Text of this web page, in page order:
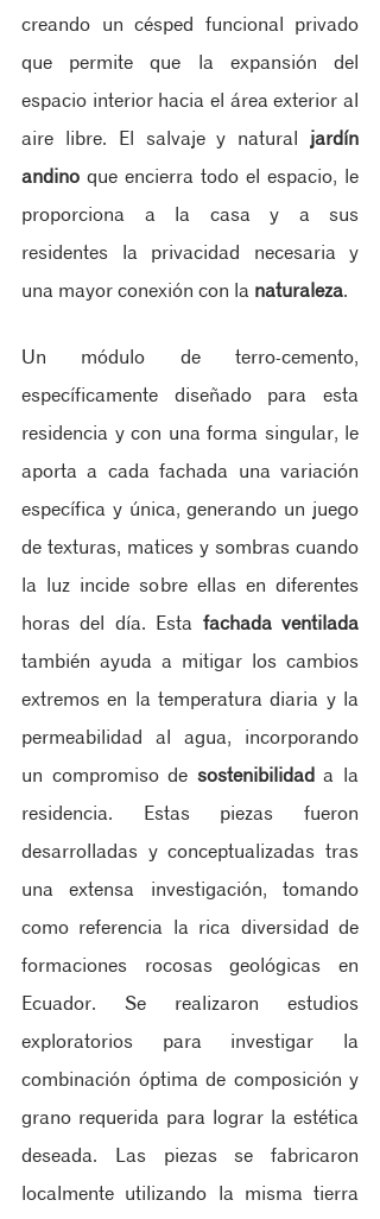
creando un césped funcional privado
que permite que la expansión del
espacio interior hacia el área exterior al
aire libre. El salvaje y natural jardín
andino que encierra todo el espacio, le
proporciona a la casa y a sus
residentes la privacidad necesaria y
una mayor conexión con la naturaleza.
Un módulo de terro-cemento,
específicamente diseñado para esta
residencia y con una forma singular, le
aporta a cada fachada una variación
específica y única, generando un juego
de texturas, matices y sombras cuando
la luz incide sobre ellas en diferentes
horas del día. Esta fachada ventilada
también ayuda a mitigar los cambios
extremos en la temperatura diaria y la
permeabilidad al agua, incorporando
un compromiso de sostenibilidad a la
residencia. Estas piezas fueron
desarrolladas y conceptualizadas tras
una extensa investigación, tomando
como referencia la rica diversidad de
formaciones rocosas geológicas en
Ecuador. Se realizaron estudios
exploratorios para investigar la
combinación óptima de composición y
grano requerida para lograr la estética
deseada. Las piezas se fabricaron
localmente utilizando la misma tierra